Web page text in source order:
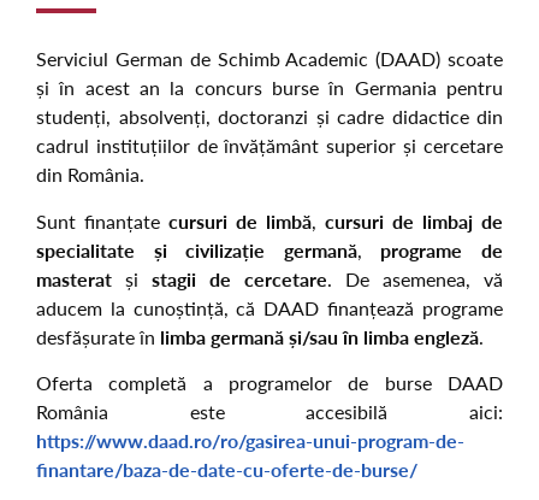
Serviciul German de Schimb Academic (DAAD) scoate
și în acest an la concurs burse în Germania pentru
studenți, absolvenți, doctoranzi și cadre didactice din
cadrul instituțiilor de învățământ superior și cercetare
din România.
Sunt finanțate cursuri de limbă, cursuri de limbaj de
specialitate și civilizație germană, programe de
masterat și stagii de cercetare. De asemenea, vă
aducem la cunoștință, că DAAD finanțează programe
desfășurate în limba germană și/sau în limba engleză.
Oferta completă a programelor de burse DAAD
România este accesibilă aici:
https://www.daad.ro/ro/gasirea-unui-program-de-
finantare/baza-de-date-cu-oferte-de-burse/